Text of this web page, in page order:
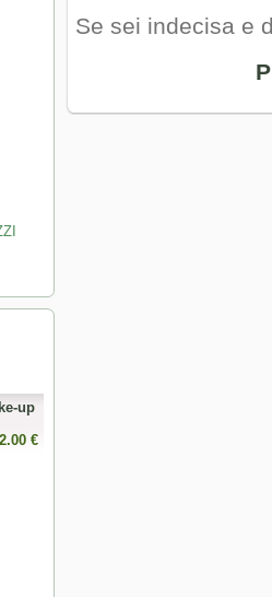
up
€
Se sei indecisa e